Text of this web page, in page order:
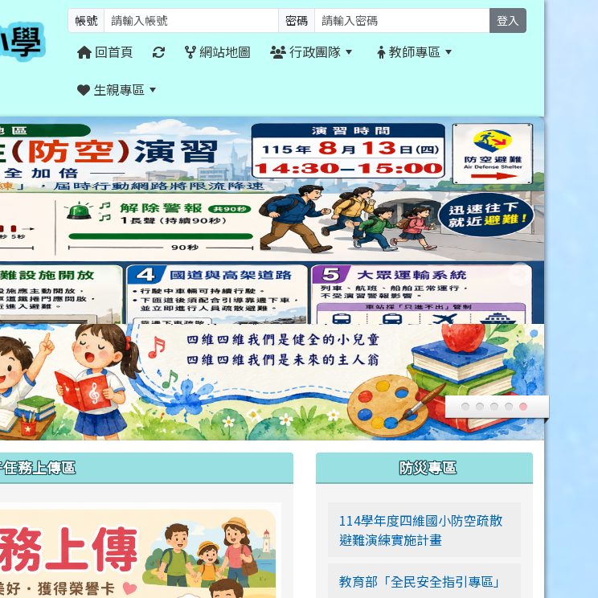
帳號 密碼 登入
回首頁 網站地圖 行政團隊
教師專區
生親專區
務上傳區
link to https://siwei-family.work-
防災專區
114學年度四維國小防空疏散
避難演練實施計畫
教育部「全民安全指引專區」